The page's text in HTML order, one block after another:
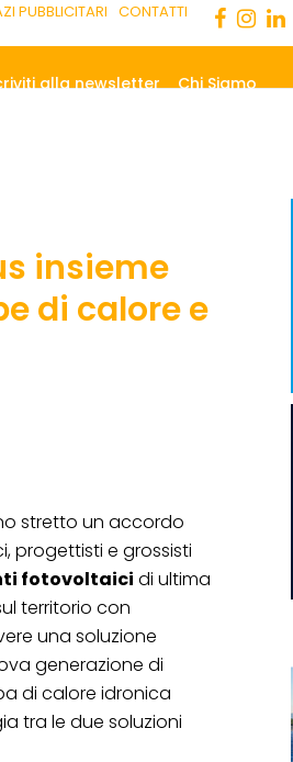
PUBBLICITARI CONTATTI
alla newsletter Chi Siamo
insieme
di calore e
stretto un accordo
progettisti e grossisti
fotovoltaici di ultima
territorio con
una soluzione
generazione di
di calore idronica
tra le due soluzioni